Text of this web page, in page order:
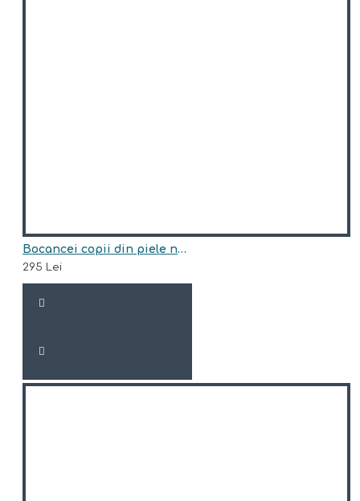
Bocancei copii din piele naturala model ISSA
295 Lei